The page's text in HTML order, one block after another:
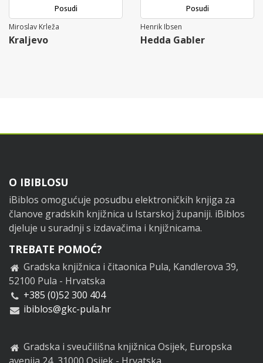
Posudi
Miroslav Krleža
Kraljevo
Posudi
Henrik Ibsen
Hedda Gabler
Footer
O IBIBLOSU
iBiblos omogućuje posudbu elektroničkih knjiga za
članove gradskih knjižnica u Istarskoj županiji. iBiblos
djeluje u suradnji s izdavačima i knjižnicama.
TREBATE POMOĆ?
Gradska knjižnica i čitaonica Pula, Kandlerova 39,
52100 Pula - Hrvatska
+385 (0)52 300 404
ibiblos@gkc-pula.hr
Gradska i sveučilišna knjižnica Osijek, Europska